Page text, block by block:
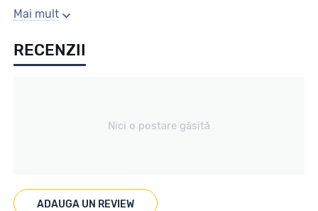
Sezon
All season
Marcaje
Mai mult
RECENZII
Nici o postare găsită
ADAUGA UN REVIEW